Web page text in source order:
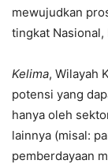
mewujudkan
tingkat
Kelima, Wilayah
potensi yang
hanya oleh
lainnya (misal:
pemberdayaan